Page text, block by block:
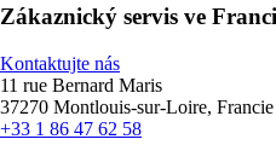
Zákaznický servis ve
Kontaktujte nás
11 rue Bernard Maris
37270 Montlouis-sur-Loire, Francie
+33 1 86 47 62 58